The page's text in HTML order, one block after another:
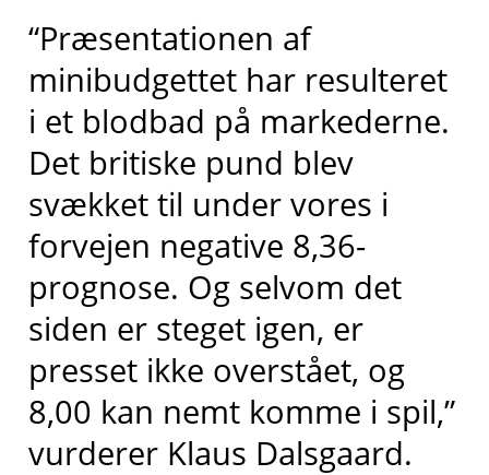
“Præsentationen af
minibudgettet har resulteret
i et blodbad på markederne.
Det britiske pund blev
svækket til under vores i
forvejen negative 8,36-
prognose. Og selvom det
siden er steget igen, er
presset ikke overstået, og
8,00 kan nemt komme i spil,”
vurderer Klaus Dalsgaard.